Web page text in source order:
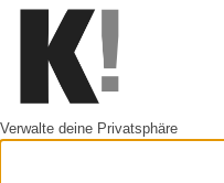
Verwalte deine Privatsphäre